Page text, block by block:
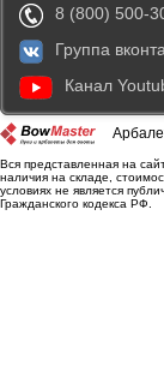
8 (800) 500-
Группа
Канал
Вся представленная на
наличия на складе,
условиях не является
Гражданского кодекса РФ.